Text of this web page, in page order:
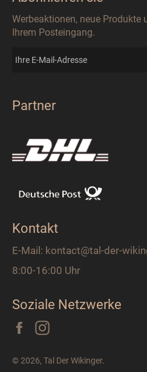
Werbeaktionen, neue Produkte
Ihrem Posteingang.
Partner
Kontakt
E-Mail: kontact@tal-der-
8:00-16:00 Uhr
Soziale Netzwerke
Facebook
© 2026, Tal Der Wikinger.
* 11Minuten zuvor